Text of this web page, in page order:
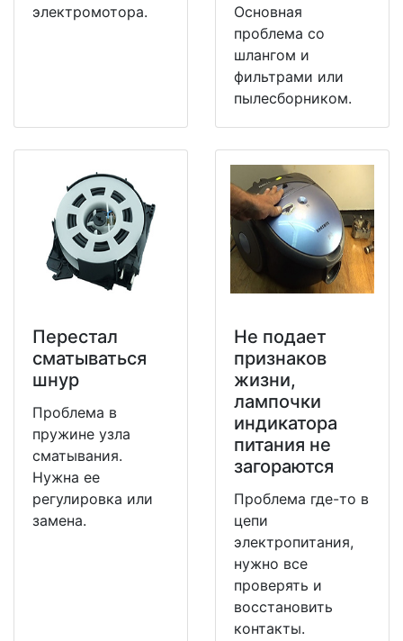
электромотора.
Основная
проблема со
шлангом и
фильтрами или
пылесборником.
Перестал
сматываться
шнур
Проблема в
пружине узла
сматывания.
Нужна ее
регулировка или
замена.
Не подает
признаков
жизни,
лампочки
индикатора
питания не
загораются
Проблема где-то в
цепи
электропитания,
нужно все
проверять и
восстановить
контакты.